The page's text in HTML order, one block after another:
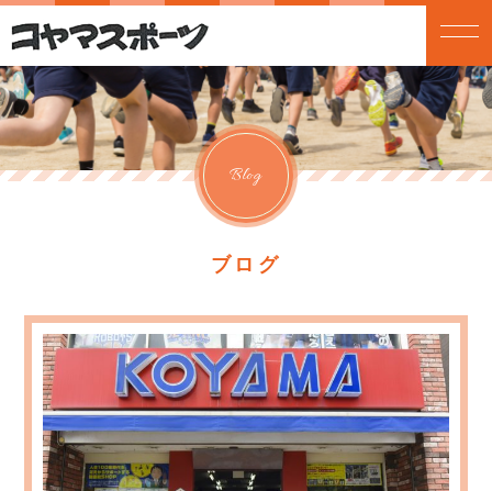
Blog
ブログ